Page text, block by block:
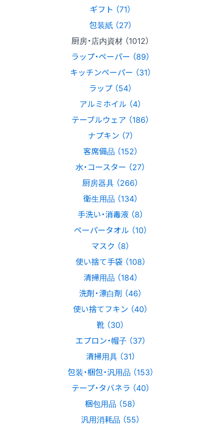
ギフト （71）
包装紙 （27）
厨房・店内資材 （1012）
ラップ・ペーパー （89）
キッチンペーパー （31）
ラップ （54）
アルミホイル （4）
テーブルウェア （186）
ナプキン （7）
客席備品 （152）
水・コースター （27）
厨房器具 （266）
衛生用品 （134）
手洗い・消毒液 （8）
ペーパータオル （10）
マスク （8）
使い捨て手袋 （108）
清掃用品 （184）
洗剤・漂白剤 （46）
使い捨てフキン （40）
靴 （30）
エプロン・帽子 （37）
清掃用具 （31）
包装・梱包・汎用品 （153）
テープ・タバネラ （40）
梱包用品 （58）
汎用消耗品 （55）